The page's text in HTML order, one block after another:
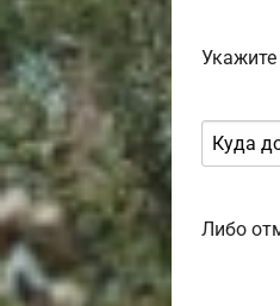
Укажите
Либо